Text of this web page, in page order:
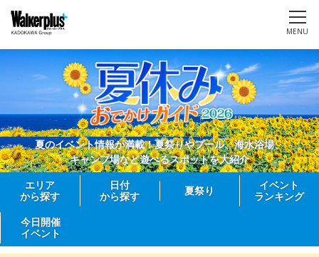
MENU
夏のイベント情報が満載！夏祭りやプール、海水浴場、
キャンプ場など遊べるスポットを大紹介
エリア
から探す
日付
から探す
夏祭り
イベント
ランキング
今日開催
イベント